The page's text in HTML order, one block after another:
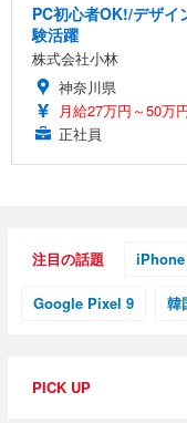
PC初心者OK!/デザイ
験活躍
株式会社小林
神奈川県
月給27万円～50万
正社員
注目の話題
Google Pixel 9 韓
PICK UP